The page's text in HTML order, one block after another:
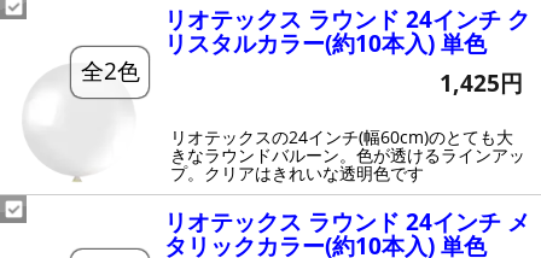
全2色
リオテックス ラウンド 24インチ ク
リスタルカラー(約10本入) 単色
1,425円
リオテックスの24インチ(幅60cm)のとても大
きなラウンドバルーン。色が透けるラインアッ
プ。クリアはきれいな透明色です
リオテックス ラウンド 24インチ メ
タリックカラー(約10本入) 単色